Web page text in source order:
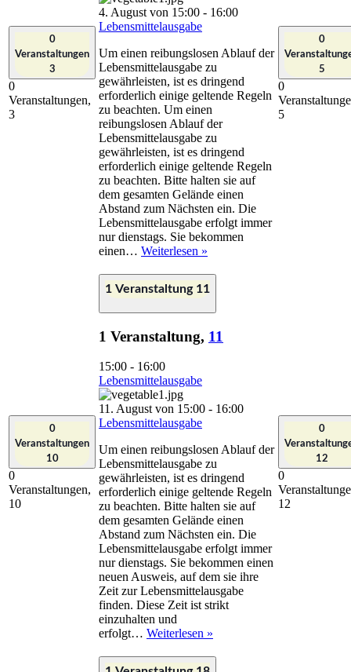
0
Veranstaltungen
3
0
Veranstaltungen,
3
4. August von 15:00 - 16:00
Lebensmittelausgabe
Um einen reibungslosen Ablauf der
Lebensmittelausgabe zu
gewährleisten, ist es dringend
erforderlich einige geltende Regeln
zu beachten. Um einen
reibungslosen Ablauf der
Lebensmittelausgabe zu
gewährleisten, ist es dringend
erforderlich einige geltende Regeln
zu beachten. Bitte halten sie auf
dem gesamten Gelände einen
Abstand zum Nächsten ein. Die
Lebensmittelausgabe erfolgt immer
nur dienstags. Sie bekommen
einen… Weiterlesen »
0
5
0
5
0
Veranstaltungen
10
0
Veranstaltungen,
10
1 Veranstaltung 11
1 Veranstaltung, 11
15:00 - 16:00
Lebensmittelausgabe
11. August von 15:00 - 16:00
Lebensmittelausgabe
Um einen reibungslosen Ablauf der
Lebensmittelausgabe zu
gewährleisten, ist es dringend
erforderlich einige geltende Regeln
zu beachten. Bitte halten sie auf
dem gesamten Gelände einen
Abstand zum Nächsten ein. Die
Lebensmittelausgabe erfolgt immer
nur dienstags. Sie bekommen einen
neuen Ausweis, auf dem sie ihre
Zeit zur Lebensmittelausgabe
finden. Diese Zeit ist strikt
einzuhalten und
erfolgt… Weiterlesen »
0
12
0
12